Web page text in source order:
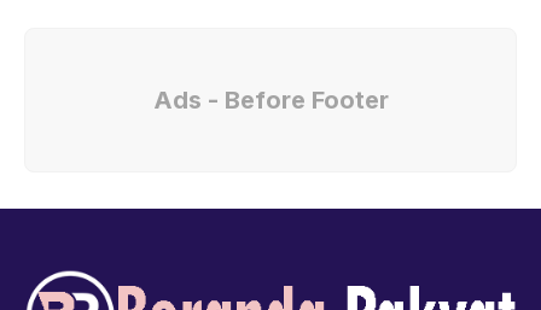
Ads - Before Footer